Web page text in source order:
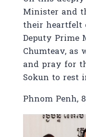
Minister and
their heartfelt
Deputy Prime
Chumteav, as
and pray for
Sokun to rest
Phnom Penh,